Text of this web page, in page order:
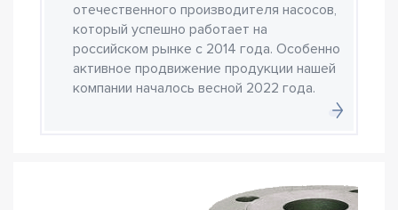
отечественного производителя насосов,
который успешно работает на
российском рынке с 2014 года. Особенно
активное продвижение продукции нашей
компании началось весной 2022 года.